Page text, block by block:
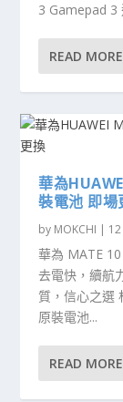
3 Gamepad 3
READ MORE
華為
裝電池 即場
by MOKCHI
華為 MATE
去電快，續航
質，信心之選
原裝電池...
READ MORE